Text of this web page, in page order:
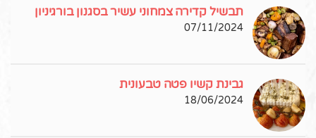
תבשיל קדירה צמחוני עשיר בסגנון בורגיניון
07/11/2024
גבינת קשיו פטה טבעונית
18/06/2024